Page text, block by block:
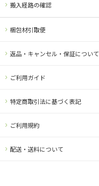
ご利用ガイド
ご利用規約
特定商取引法に基づく表記
配送・送料について
梱包材引取便
返品・キャンセル・保証について
搬入経路の確認